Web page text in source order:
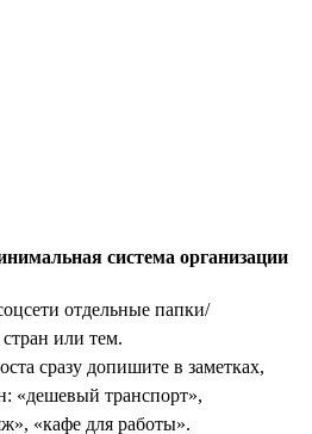
система организации
отдельные папки/
или тем.
сразу допишите в заметках,
«дешевый транспорт»,
«кафе для работы».